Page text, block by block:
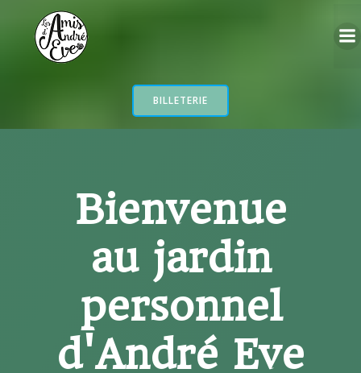
BILLETERIE
Bienvenue
au jardin
personnel
d'André Eve